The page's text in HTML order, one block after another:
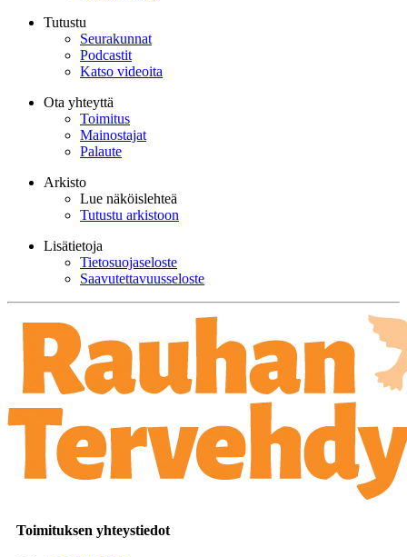
Tutustu
Seurakunnat
Podcastit
Katso videoita
Ota yhteyttä
Toimitus
Mainostajat
Palaute
Arkisto
Lue näköislehteä
Tutustu arkistoon
Lisätietoja
Tietosuojaseloste
Saavutettavuusseloste
Toimituksen yhteystiedot